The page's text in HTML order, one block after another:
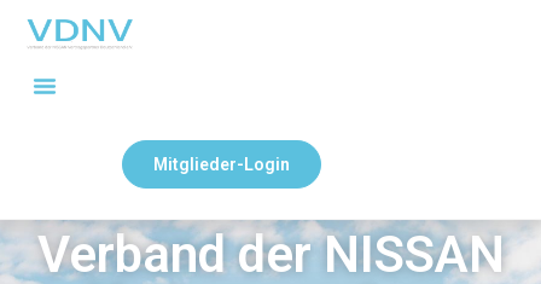
Mitglieder-Login
Verband der NISSAN